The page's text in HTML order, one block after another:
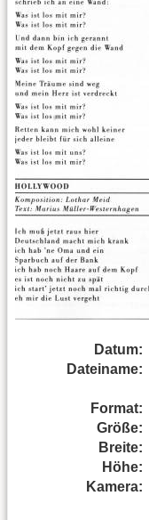
Datum:
Dateiname:
Format:
Größe:
Breite:
Höhe:
Kamera: